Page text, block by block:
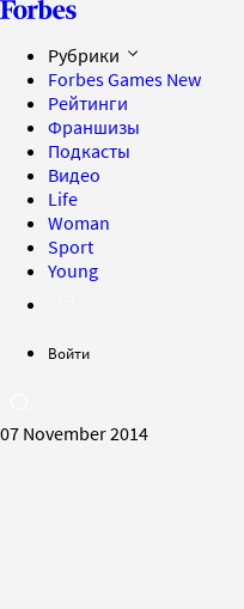
Рубрики
Forbes Games New
Рейтинги
Франшизы
Подкасты
Видео
Life
Woman
Sport
Young
Войти
07 November 2014